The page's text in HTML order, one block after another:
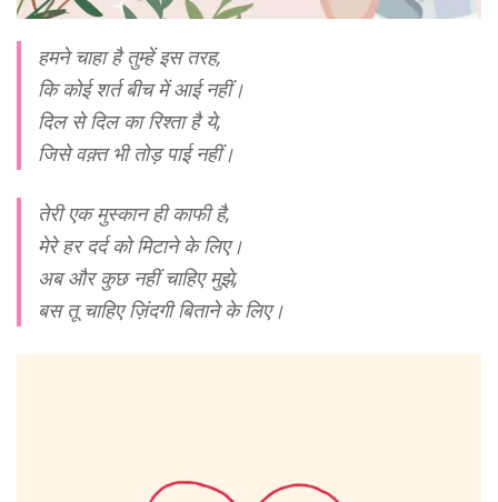
हमने चाहा है तुम्हें इस तरह,
कि कोई शर्त बीच में आई नहीं।
दिल से दिल का रिश्ता है ये,
जिसे वक़्त भी तोड़ पाई नहीं।
तेरी एक मुस्कान ही काफी है,
मेरे हर दर्द को मिटाने के लिए।
अब और कुछ नहीं चाहिए मुझे,
बस तू चाहिए ज़िंदगी बिताने के लिए।